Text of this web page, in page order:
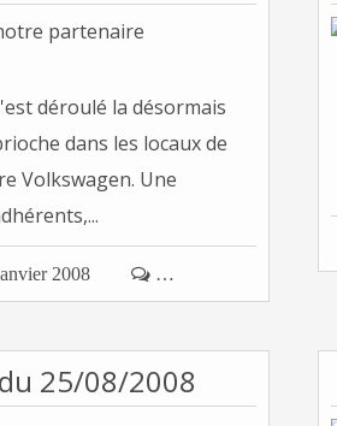
déroulé la désormais
dans les locaux de
Volkswagen. Une
2008  …
25/08/2008